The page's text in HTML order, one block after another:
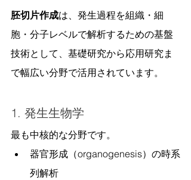
胚切片作成は、発生過程を組織・細
胞・分子レベルで解析するための基盤
技術として、基礎研究から応用研究ま
で幅広い分野で活用されています。
1. 発生生物学
最も中核的な分野です。
器官形成（organogenesis）の時系
列解析